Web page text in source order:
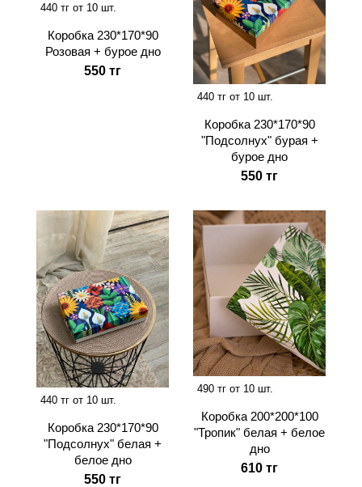
440 тг от 10 шт.
Коробка 230*170*90
Розовая + бурое дно
550 тг
440 тг от 10 шт.
Коробка 230*170*90
"Подсолнух" бурая +
бурое дно
550 тг
440 тг от 10 шт.
Коробка 230*170*90
"Подсолнух" белая +
белое дно
550 тг
490 тг от 10 шт.
Коробка 200*200*100
"Тропик" белая + белое
дно
610 тг